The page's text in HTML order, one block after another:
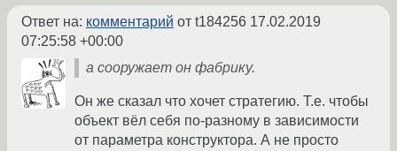
Ответ на: комментарий от t184256 17.02.2019
07:25:58 +00:00
а сооружает он фабрику.
Он же сказал что хочет стратегию. Т.е. чтобы
объект вёл себя по-разному в зависимости
от параметра конструктора. А не просто